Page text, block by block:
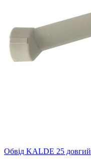
Обвід KALDE 25 довгий